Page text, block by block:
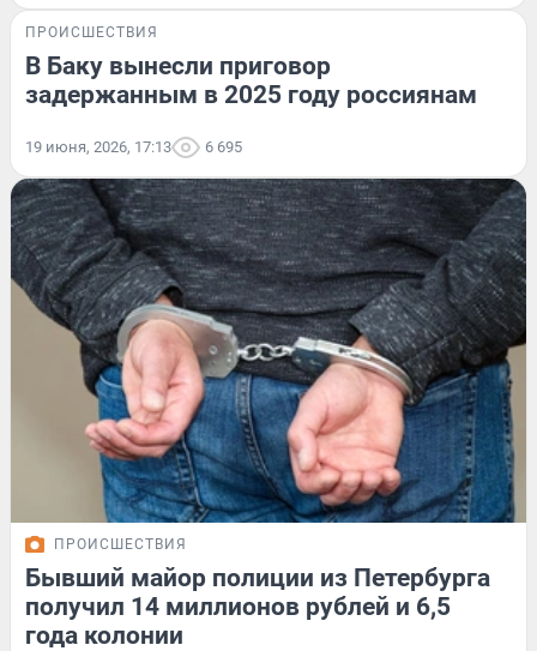
ПРОИСШЕСТВИЯ
В Баку вынесли приговор
задержанным в 2025 году россиянам
19 июня, 2026, 17:13 6 695
ПРОИСШЕСТВИЯ
Бывший майор полиции из Петербурга
получил 14 миллионов рублей и 6,5
года колонии